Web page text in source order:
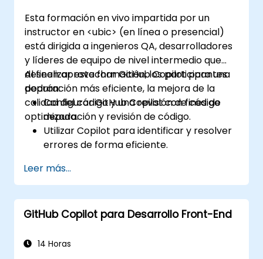
necesidades específicas del equipo.
Combinar Copilot con otras
herramientas colaborativas para mejorar
la eficiencia.
Esta formación en vivo impartida por un
instructor en <ubic> (en línea o presencial)
está dirigida a ingenieros QA, desarrolladores
y líderes de equipo de nivel intermedio que
deseen aprovechar GitHub Copilot para una
depuración más eficiente, la mejora de la
calidad del código y una revisión de código
optimizada.
Al finalizar esta formación, los participantes
podrán:
Configurar GitHub Copilot con fines de
depuración y revisión de código.
Utilizar Copilot para identificar y resolver
errores de forma eficiente.
sugerencias asistidas por IA.
Agilizar los procesos de revisión de código
con las capacidades de Copilot.
Colaborar eficazmente utilizando Copilot
Leer más...
GitHub Copilot para Desarrollo Front-End
14 Horas